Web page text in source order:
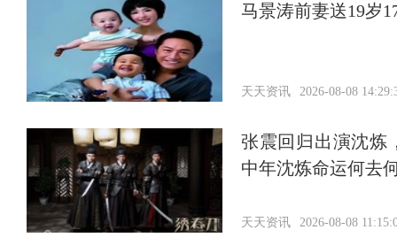
马景涛前妻送19岁
天天资讯 2026-08-08
张震回归出演沈炼
中年沈炼命运何去
天天资讯 2026-08-08